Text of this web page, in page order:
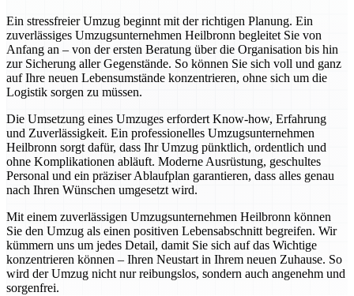
Ein stressfreier Umzug beginnt mit der richtigen Planung. Ein
zuverlässiges Umzugsunternehmen Heilbronn begleitet Sie von
Anfang an – von der ersten Beratung über die Organisation bis hin
zur Sicherung aller Gegenstände. So können Sie sich voll und ganz
auf Ihre neuen Lebensumstände konzentrieren, ohne sich um die
Logistik sorgen zu müssen.
Die Umsetzung eines Umzuges erfordert Know-how, Erfahrung
und Zuverlässigkeit. Ein professionelles Umzugsunternehmen
Heilbronn sorgt dafür, dass Ihr Umzug pünktlich, ordentlich und
ohne Komplikationen abläuft. Moderne Ausrüstung, geschultes
Personal und ein präziser Ablaufplan garantieren, dass alles genau
nach Ihren Wünschen umgesetzt wird.
Mit einem zuverlässigen Umzugsunternehmen Heilbronn können
Sie den Umzug als einen positiven Lebensabschnitt begreifen. Wir
kümmern uns um jedes Detail, damit Sie sich auf das Wichtige
konzentrieren können – Ihren Neustart in Ihrem neuen Zuhause. So
wird der Umzug nicht nur reibungslos, sondern auch angenehm und
sorgenfrei.